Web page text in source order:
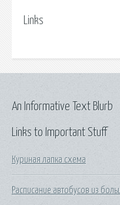
Links
Links to Important Stuff
Куриная лапка схема
Расписание автобусов из
An Informative Text Blurb